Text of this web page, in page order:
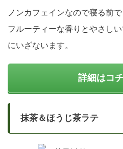
ノンカフェインなので寝る前で
フルーティーな香りとやさし
にいざないます。
詳細はコ
抹茶＆ほうじ茶ラテ